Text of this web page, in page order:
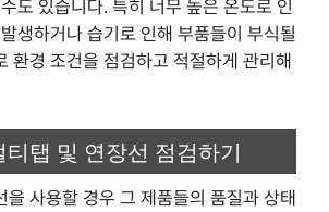
도 있습니다. 특히 너무 높은 온도로 인
생하거나 습기로 인해 부품들이 부식될
환경 조건을 점검하고 적절하게 관리해
탭 및 연장선 점검하기
을 사용할 경우 그 제품들의 품질과 상태